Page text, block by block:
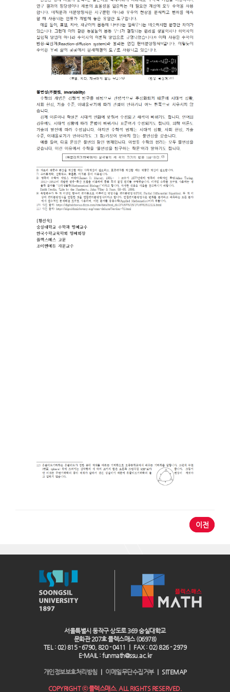
이전
서울특별시 동작구 상도로 369 숭실대학교
문화관 207호 플렉스매스 (06978)
TEL : 02) 815 - 6790, 820 - 0411 ｜ FAX : 02) 826 - 2979
E-MAIL : funmath@ssu.ac.kr
개인정보보호처리방침 이메일무단수집거부｜ SITEMAP
COPYRIGHT ⓒ 플렉스매스. ALL RIGHTS RESERVED.